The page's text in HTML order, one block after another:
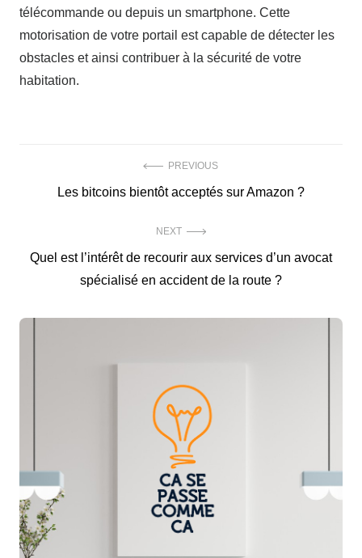
télécommande ou depuis un smartphone. Cette
motorisation de votre portail est capable de détecter les
obstacles et ainsi contribuer à la sécurité de votre
habitation.
PREVIOUS
Previous
Les bitcoins bientôt acceptés sur Amazon ?
NEXT
Next
Quel est l’intérêt de recourir aux services d’un avocat
spécialisé en accident de la route ?